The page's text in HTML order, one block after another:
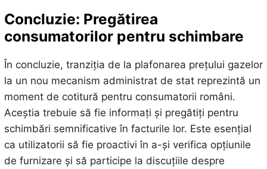
Concluzie: Pregătirea
consumatorilor pentru schimbare
În concluzie, tranziția de la plafonarea prețului gazelor
la un nou mecanism administrat de stat reprezintă un
moment de cotitură pentru consumatorii români.
Aceștia trebuie să fie informați și pregătiți pentru
schimbări semnificative în facturile lor. Este esențial
ca utilizatorii să fie proactivi în a-și verifica opțiunile
de furnizare și să participe la discuțiile despre